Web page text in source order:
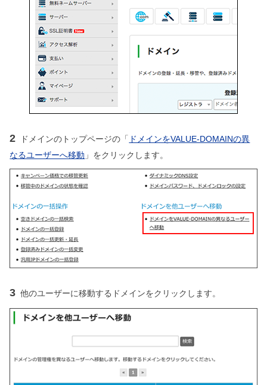
2 ドメインのトップページの「 ドメインをVALUE-DOMAINの異
なるユーザーへ移動 」をクリックします。
3 他のユーザーに移動するドメインをクリックします。